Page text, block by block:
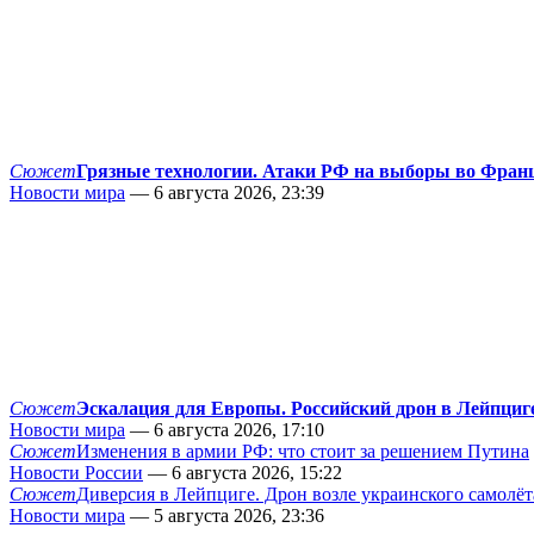
СюжетГрязные технологии. Атаки РФ на выборы во
Новости мира — 6 августа 2026, 23:39
СюжетЭскалация для Европы. Российский дрон в
Новости мира — 6 августа 2026, 17:10
СюжетИзменения в армии РФ: что стоит за решением Путина
Новости России — 6 августа 2026, 15:22
СюжетДиверсия в Лейпциге. Дрон возле украинского
Новости мира — 5 августа 2026, 23:36